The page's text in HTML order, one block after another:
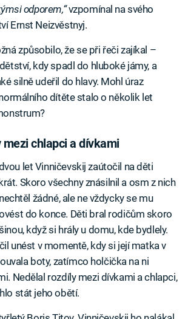
odporem,“vzpomínal na svého
Ernst Neizvěstnyj.
způsobilo, že se při řeči zajíkal –
kdy spadl do hluboké jámy, a
silně udeřil do hlavy. Mohl úraz
dítěte stalo o několik let
mezi chlapci a dívkami
let Vinničevskij zaútočil na děti
Skoro všechny znásilnil a osm z nich
žádné, ale ne vždycky se mu
do konce. Děti bral rodičům skoro
když si hrály u domu, kde bydlely.
unést v momentě, kdy si její matka v
boty, zatímco holčička na ni
Nedělal rozdíly mezi dívkami a chlapci,
stát jeho obětí.